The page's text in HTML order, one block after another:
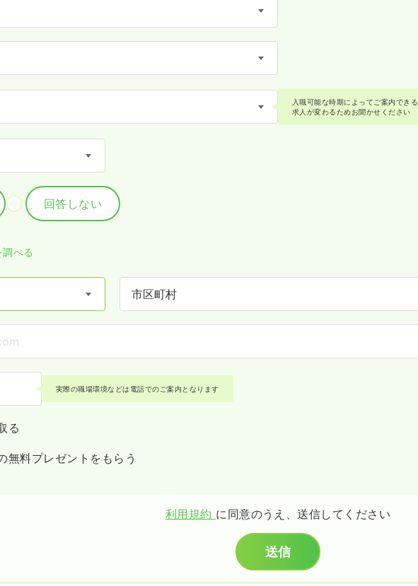
入職可能な時期によってご案内できる
求人が変わるためお聞かせください
回答しない
べる
実際の職場環境などは電話でのご案内となります
る
無料プレゼントをもらう
利用規約 に同意のうえ、送信してください
送信